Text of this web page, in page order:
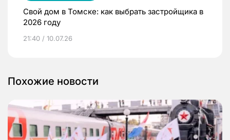
Свой дом в Томске: как выбрать застройщика в
2026 году
21:40 / 10.07.26
Похожие новости